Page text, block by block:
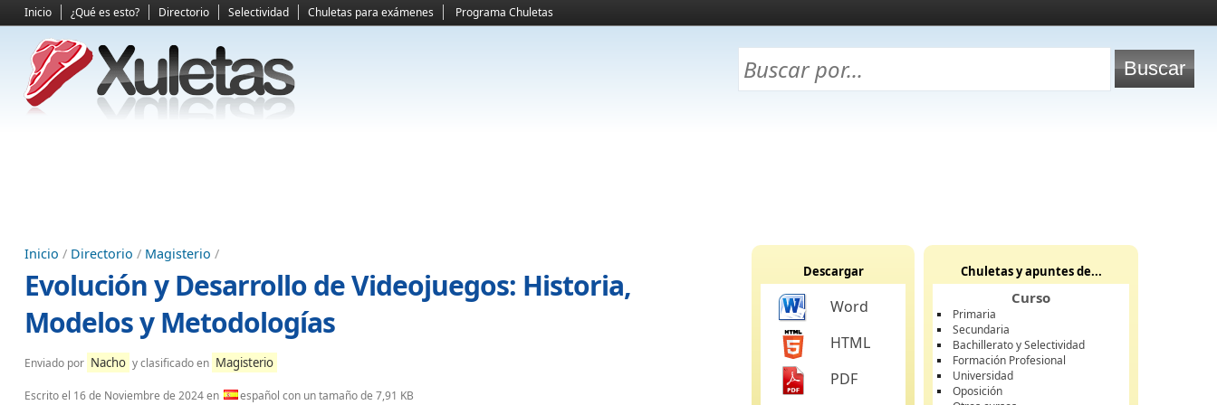
Inicio ¿Qué es esto? Directorio Selectividad Chuletas para exámenes Programa Chuletas
Inicio / Directorio / Magisterio /
Evolución y Desarrollo de Videojuegos: Historia,
Modelos y Metodologías
Enviado por Nacho y clasificado en Magisterio
Escrito el 16 de Noviembre de 2024en español con un tamaño de 7,91 KB
Descargar
Word
HTML
PDF
Chuletas y apuntes de...
Curso
Primaria
Secundaria
Bachillerato y Selectividad
Formación Profesional
Universidad
Oposición